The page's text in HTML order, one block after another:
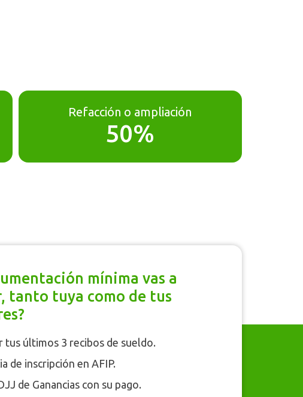
Refacción o ampliación
50%
mínima vas a
tanto tuya como de tus
tus últimos 3 recibos de sueldo.
de inscripción en AFIP.
de Ganancias con su pago.